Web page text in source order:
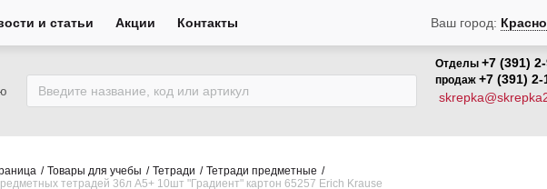
и статьи Акции Контакты Ваш город:
Отделы +7 (391)
продаж +7 (391) 2-
Товары для учебы Тетради
Тетради предметные
тетрадей 36л А5+ 10шт "Градиент" картон 65257 Erich Krause